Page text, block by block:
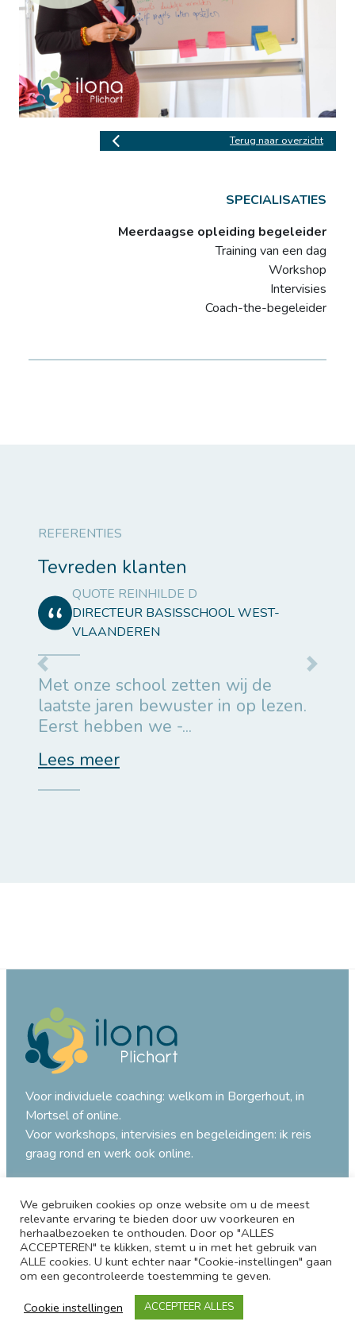
Terug naar overzicht
SPECIALISATIES
Meerdaagse opleiding begeleider
Training van een dag
Workshop
Intervisies
Coach-the-begeleider
REFERENTIES
Tevreden klanten
QUOTE REINHILDE D
DIRECTEUR BASISSCHOOL WEST-
VLAANDEREN
Met onze school zetten wij de
laatste jaren bewuster in op lezen.
Eerst hebben we -...
Lees meer
Vorige
Voor individuele coaching: welkom in Borgerhout, in
Mortsel of online.
Voor workshops, intervisies en begeleidingen: ik reis
graag rond en werk ook online.
@ ilona@ilonaplichart.be
Privacybeleid
Cookies
We gebruiken cookies op onze website om u de meest
relevante ervaring te bieden door uw voorkeuren en
herhaalbezoeken te onthouden. Door op "ALLES
ACCEPTEREN" te klikken, stemt u in met het gebruik van
ALLE cookies. U kunt echter naar "Cookie-instellingen" gaan
om een gecontroleerde toestemming te geven.
Cookie instellingen
ACCEPTEER ALLES